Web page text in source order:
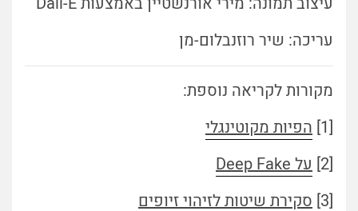
עריכה: שיר רוזנבלום-מן
מקורות לקריאה נוספת:
[1]
הפיות מקוטינגלי
[2]
על Deep Fake
[3]
סקירת שיטות לזיהוי זיופים